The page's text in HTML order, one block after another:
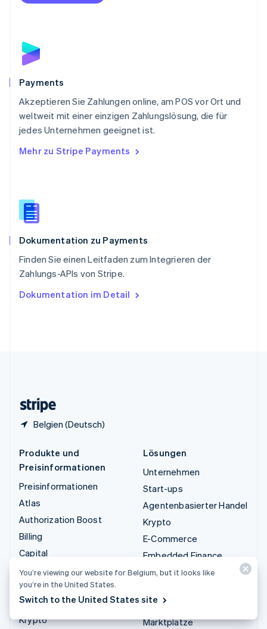
Payments
Akzeptieren Sie Zahlungen online, am POS vor Ort und
weltweit mit einer einzigen Zahlungslösung, die für
jedes Unternehmen geeignet ist.
Mehr zu Stripe Payments
Dokumentation zu Payments
Finden Sie einen Leitfaden zum Integrieren der
Zahlungs-APIs von Stripe.
Dokumentation im Detail
Belgien (Deutsch)
Portugal
Schweden
Schweiz
Singapur
English简体中文
Slowakei
Slowenien
English
Spanien
Thailand
Tschechische Republik
English
English
Produkte und
Preisinformationen
Preisinformationen
Atlas
Authorization Boost
Billing
Capital
Checkout
Climate
Connect
Krypto
Lösungen
Unternehmen
Start-ups
Agentenbasierter Handel
Krypto
E-Commerce
Embedded Finance
Finanzautomatisierung
In-App-Zahlungen
Marktplätze
You’re viewing our website for Belgium, but it looks like
you’re in the United States.
Switch to the United States site